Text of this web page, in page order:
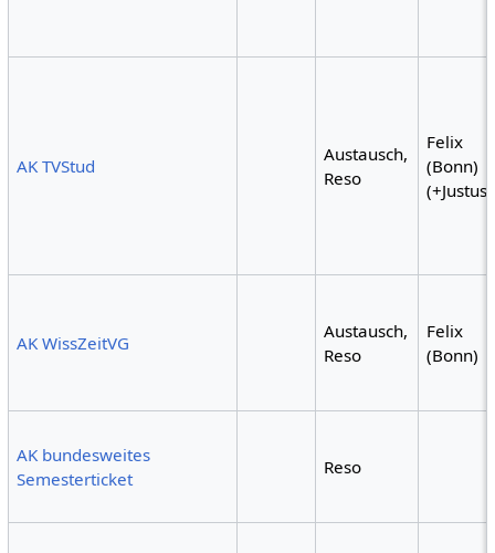
AK TVStud
Austausch,
Reso
Felix
(Bonn)
AK WissZeitVG
Austausch,
Reso
Felix
(Bonn)
AK bundesweites
Semesterticket
Reso